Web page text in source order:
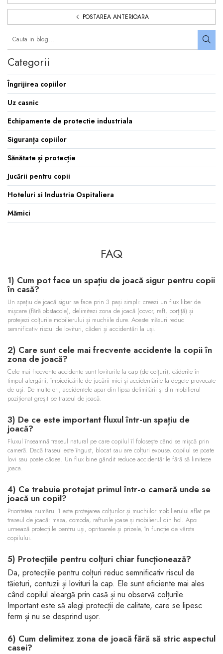
POSTAREA ANTERIOARA
Categorii
Îngrijirea copiilor
Uz casnic
Echipamente de protectie industriala
Siguranța copiilor
Sănătate și protecție
Jucării pentru copii
Hoteluri si Industria Ospitaliera
Mămici
FAQ
1) Cum pot face un spațiu de joacă sigur pentru copii
în casă?
Un spațiu de joacă sigur se face prin 3 pași simpli: creezi un flux liber de
mișcare (fără obstacole), delimitezi zona de joacă (covor, raft, porțiță) și
protejezi colțurile mobilierului și muchiile dure. Aceste măsuri reduc
semnificativ riscul de lovituri, căderi și accidentări la uși.
2) Care sunt cele mai frecvente accidente la copii în
zona de joacă?
Cele mai frecvente accidente sunt loviturile la cap (de colțuri), căderile în
timpul alergării, împiedicările de jucării mici și accidentările la degete provocate
de uși. De multe ori, accidentele apar din lipsa delimitării și din mobilierul
poziționat greșit pe traseul de joacă.
3) De ce este important fluxul într-un spațiu de
joacă?
Fluxul înseamnă traseul natural pe care copilul îl folosește când se mișcă prin
cameră. Dacă traseul este îngust, blocat sau are colțuri expuse, copilul se poate
lovi sau poate cădea. Un flux bine gândit reduce accidentările fără să limiteze
joaca.
4) Ce trebuie protejat primul într-o cameră unde se
joacă un copil?
Prioritatea numărul 1 este protejarea colțurilor și muchiilor mobilierului aflat pe
traseul de joacă: masa, comoda, rafturile joase și mobilierul din hol. Apoi
urmează protecțiile pentru uși, opritoarele și prizele, în funcție de vârsta
copilului.
5) Protecțiile pentru colțuri chiar funcționează?
Da, protecțiile pentru colțuri reduc semnificativ riscul de
tăieturi, contuzii și lovituri la cap. Ele sunt eficiente mai ales
când copilul aleargă prin casă și nu observă colțurile.
Important este să alegi protecții de calitate, care se lipesc
ferm și nu se desprind ușor.
6) Cum delimitez zona de joacă fără să stric aspectul
casei?